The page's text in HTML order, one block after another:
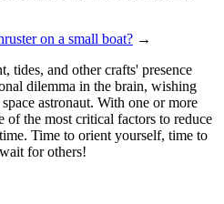
on a small boat? →
tides, and other crafts' presence
dilemma in the brain, wishing
astronaut. With one or more
of the most critical factors to reduce
Time to orient yourself, time to
for others!